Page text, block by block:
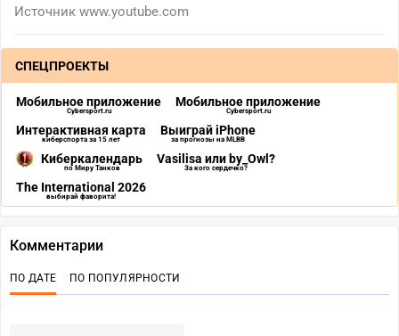
Источник www.youtube.com
СПЕЦПРОЕКТЫ
Мобильное приложение
Cybersport.ru
Мобильное приложение
Cybersport.ru
Интерактивная карта
киберспорта за 15 лет
Выиграй iPhone
за прогнозы на MLBB
Киберкалендарь
по Миру Танков
Vasilisa или by_Owl?
За кого сердечко?
The International 2026
выбирай фаворита!
Комментарии
ПО ДАТЕ ПО ПОПУЛЯРНОСТИ